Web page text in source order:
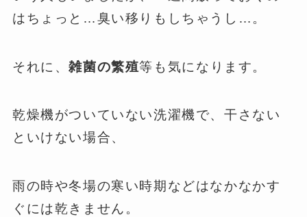
はちょっと…臭い移りもしちゃうし…。
それに、雑菌の繁殖等も気になります。
乾燥機がついていない洗濯機で、干さない
といけない場合、
雨の時や冬場の寒い時期などはなかなかす
ぐには乾きません。